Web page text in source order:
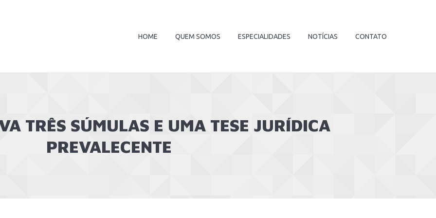
HOME QUEM SOMOS ESPECIALIDADES NOTÍCIAS CONTATO
TRÊS SÚMULAS E UMA TESE JURÍDICA
PREVALECENTE